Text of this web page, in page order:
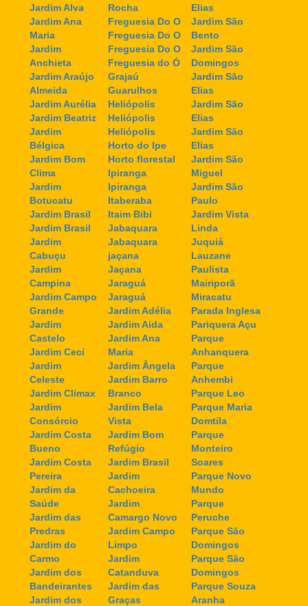
Jardim Alva
Jardim Ana
Maria
Jardim
Anchieta
Jardim Araújo
Almeida
Jardim Aurélia
Jardim Beatriz
Jardim
Bélgica
Jardim Bom
Clima
Jardim
Botucatu
Jardim Brasil
Jardim Brasil
Jardim
Cabuçu
Jardim
Campina
Jardim Campo
Grande
Jardim
Castelo
Jardim Ceci
Jardim
Celeste
Jardim Climax
Jardim
Consórcio
Jardim Costa
Bueno
Jardim Costa
Pereira
Jardim da
Saúde
Jardim das
Predras
Jardim do
Carmo
Jardim dos
Bandeirantes
Jardim dos
Rocha
Freguesia Do O
Freguesia Do O
Freguesia Do O
Freguesia do Ó
Grajaú
Guarulhos
Heliópolis
Heliópolis
Heliópolis
Horto do Ipe
Horto florestal
Ipiranga
Ipiranga
Itaberaba
Itaim Bibi
Jabaquara
Jabaquara
jaçana
Jaçana
Jaraguá
Jaraguá
Jardim Adélia
Jardim Aida
Jardim Ana
Maria
Jardim Ângela
Jardim Barro
Branco
Jardim Bela
Vista
Jardim Bom
Refúgio
Jardim Brasil
Jardim
Cachoeira
Jardim
Camargo Novo
Jardim Campo
Limpo
Jardim
Catanduva
Jardim das
Graças
Elias
Jardim São
Bento
Jardim São
Domingos
Jardim São
Elias
Jardim São
Elias
Jardim São
Elias
Jardim São
Miguel
Jardim São
Paulo
Jardim Vista
Linda
Juquiá
Lauzane
Paulista
Mairiporã
Miracatu
Parada Inglesa
Pariquera Açu
Parque
Anhanquera
Parque
Anhembi
Parque Leo
Parque Maria
Domtila
Parque
Monteiro
Soares
Parque Novo
Mundo
Parque
Peruche
Parque São
Domingos
Parque São
Domingos
Parque Souza
Aranha